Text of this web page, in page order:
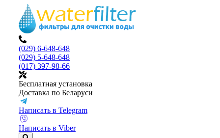
(029) 6-648-648
(029) 5-648-648
(017) 397-98-66
Бесплатная установка
Доставка по Беларуси
Написать в Telegram
Написать в Viber